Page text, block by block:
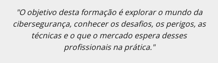
"O objetivo desta formação é explorar o mundo da
cibersegurança, conhecer os desafios, os perigos, as
técnicas e o que o mercado espera desses
profissionais na prática."